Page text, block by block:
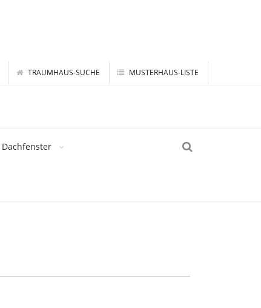
TRAUMHAUS-SUCHE MUSTERHAUS-LISTE
Dachfenster